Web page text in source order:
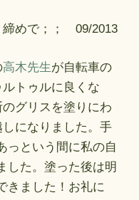
めで；； 09/2013
高木先生が自転車の
トゥルに良くな
のグリスを塗りにわ
しになりました。手
っという間に私の自
した。塗った後は明
きました！お礼に